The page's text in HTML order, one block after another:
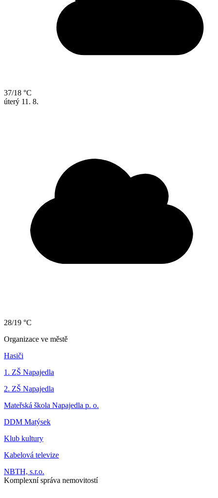
37/18 °C
úterý 11. 8.
28/19 °C
Organizace ve městě
Hasiči
1. ZŠ Napajedla
2. ZŠ Napajedla
Mateřská škola Napajedla p. o.
DDM Matýsek
Klub kultury
Kabelová televize
NBTH, s.r.o.
Komplexní správa nemovitostí